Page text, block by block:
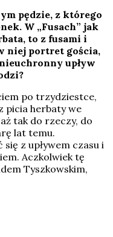
pędzie, z którego
W „Fusach” jak
to z fusami i
niej portret gościa,
upływ
po trzydziestce,
picia herbaty we
tak do rzeczy, do
lat temu.
się z upływem czasu i
Aczkolwiek tę
Tyszkowskim,